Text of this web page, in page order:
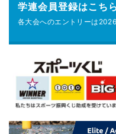
学連会員登録はこちら
各大会へのエントリーは